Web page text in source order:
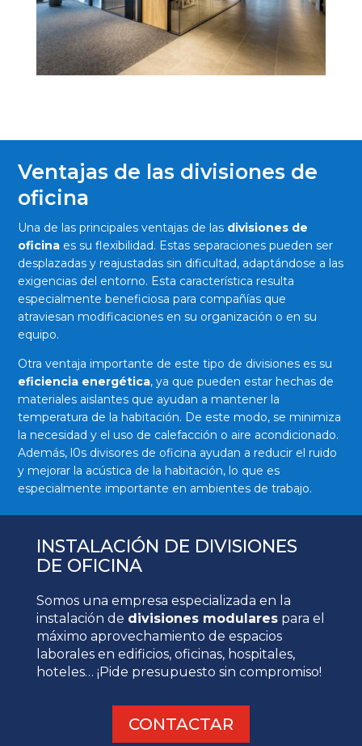
Ventajas de las divisiones de
oficina
Una de las principales ventajas de las divisiones de
oficina es su flexibilidad. Estas separaciones pueden ser
desplazadas y reajustadas sin dificultad, adaptándose a las
exigencias del entorno. Esta característica resulta
especialmente beneficiosa para compañías que
atraviesan modificaciones en su organización o en su
equipo.
Otra ventaja importante de este tipo de divisiones es su
eficiencia energética, ya que pueden estar hechas de
materiales aislantes que ayudan a mantener la
temperatura de la habitación. De este modo, se minimiza
la necesidad y el uso de calefacción o aire acondicionado.
Además, l0s divisores de oficina ayudan a reducir el ruido
y mejorar la acústica de la habitación, lo que es
especialmente importante en ambientes de trabajo.
INSTALACIÓN DE DIVISIONES
DE OFICINA
Somos una empresa especializada en la
instalación de divisiones modularespara el
máximo aprovechamiento de espacios
laborales en edificios, oficinas, hospitales,
hoteles… ¡Pide presupuesto sin compromiso!
CONTACTAR